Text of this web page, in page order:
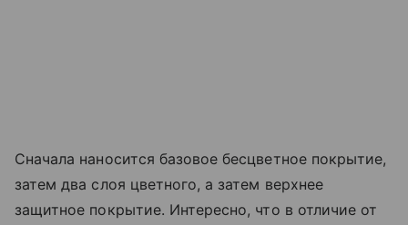
Сначала наносится базовое бесцветное покрытие,
затем два слоя цветного, а затем верхнее
защитное покрытие. Интересно, что в отличие от